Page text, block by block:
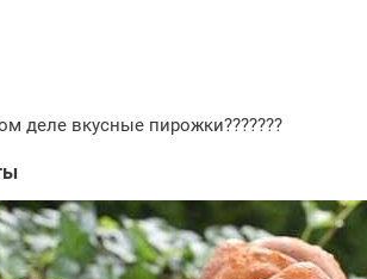
деле вкусные пирожки???????